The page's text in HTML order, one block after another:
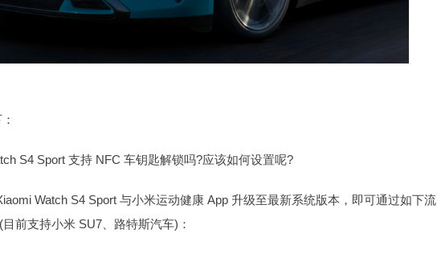
S4 Sport 支持 NFC 车钥匙解锁吗?应该如何设置呢?
Watch S4 Sport 与小米运动健康 App 升级至最新系统版本，即可通过如下流
前支持小米 SU7、路特斯汽车)：